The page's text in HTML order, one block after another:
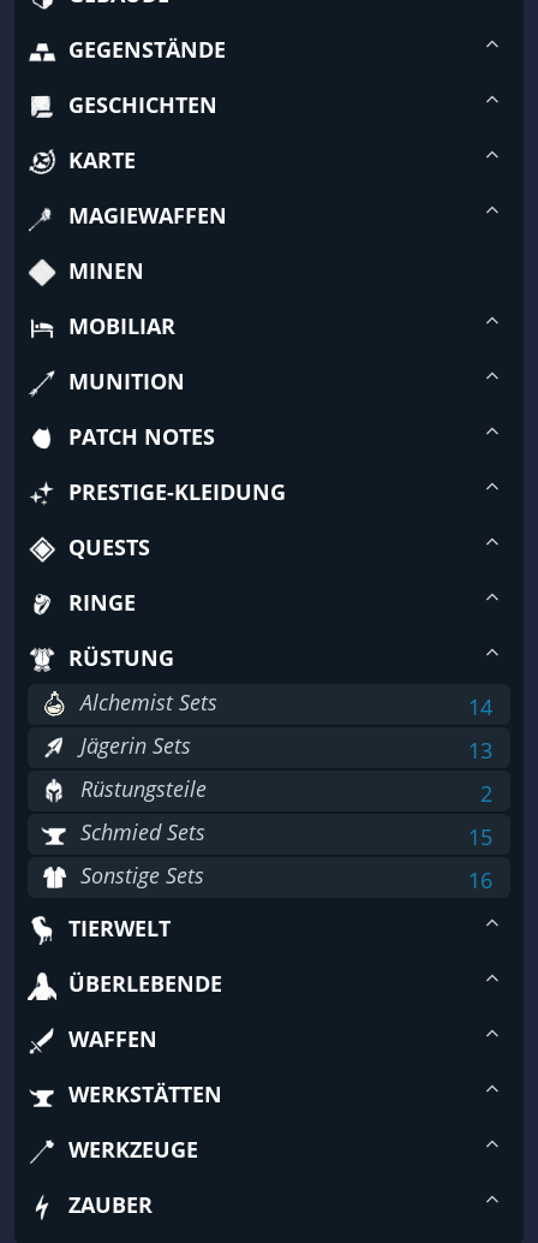
GEGENSTÄNDE
GESCHICHTEN
KARTE
MAGIEWAFFEN
MINEN
MOBILIAR
MUNITION
PATCH NOTES
PRESTIGE-KLEIDUNG
QUESTS
RINGE
RÜSTUNG
Alchemist Sets
14
Jägerin Sets
13
Rüstungsteile
2
Schmied Sets
15
Sonstige Sets
16
TIERWELT
ÜBERLEBENDE
WAFFEN
WERKSTÄTTEN
WERKZEUGE
ZAUBER